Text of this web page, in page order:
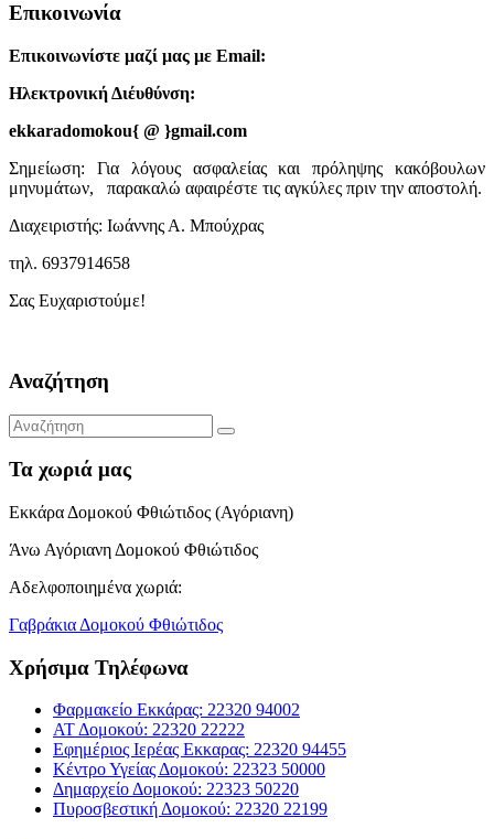
Επικοινωνία
Επικοινωνίστε μαζί μας με Email:
Ηλεκτρονική Διέυθύνση:
ekkaradomokou{ @ }gmail.com
Σημείωση: Για λόγους ασφαλείας και πρόληψης κακόβουλων
μηνυμάτων, παρακαλώ αφαιρέστε τις αγκύλες πριν την αποστολή.
Διαχειριστής: Ιωάννης Α. Μπούχρας
τηλ. 6937914658
Σας Ευχαριστούμε!
Αναζήτηση
Τα χωριά μας
Εκκάρα Δομοκού Φθιώτιδος (Αγόριανη)
Άνω Αγόριανη Δομοκού Φθιώτιδος
Αδελφοποιημένα χωριά:
Γαβράκια Δομοκού Φθιώτιδος
Χρήσιμα Τηλέφωνα
Φαρμακείο Εκκάρας: 22320 94002
ΑΤ Δομοκού: 22320 22222
Εφημέριος Ιερέας Εκκαρας: 22320 94455
Κέντρο Υγείας Δομοκού: 22323 50000
Δημαρχείο Δομοκού: 22323 50220
Πυροσβεστική Δομοκού: 22320 22199